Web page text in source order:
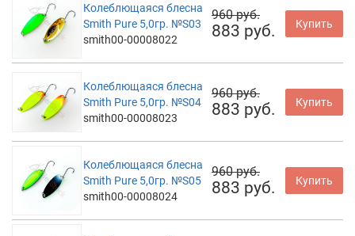
Колеблющаяся блесна
Smith Pure 5,0гр. №S03
smith00-00008022
960 руб.
883 руб. Купить
Колеблющаяся блесна
Smith Pure 5,0гр. №S04
smith00-00008023
960 руб.
883 руб. Купить
Колеблющаяся блесна
Smith Pure 5,0гр. №S05
smith00-00008024
960 руб.
883 руб. Купить